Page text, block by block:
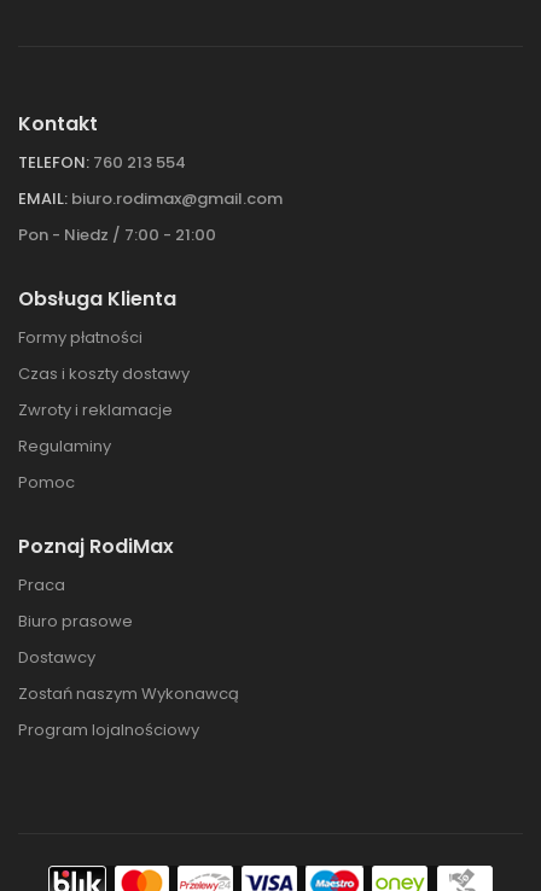
Kontakt
TELEFON: 760 213 554
EMAIL: biuro.rodimax@gmail.com
Pon - Niedz / 7:00 - 21:00
Obsługa Klienta
Formy płatności
Czas i koszty dostawy
Zwroty i reklamacje
Regulaminy
Pomoc
Poznaj RodiMax
Praca
Biuro prasowe
Dostawcy
Zostań naszym Wykonawcą
Program lojalnościowy